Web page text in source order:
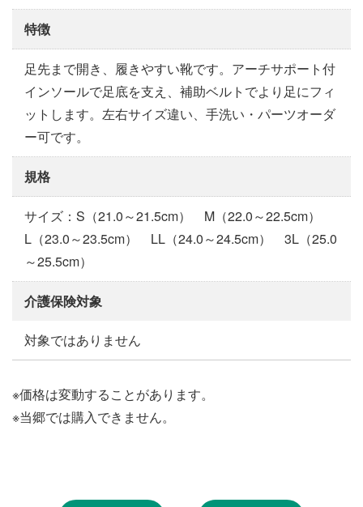
特徴
足先まで開き、履きやすい靴です。アーチサポート付
インソールで足底を支え、補助ベルトでより足にフィ
ットします。左右サイズ違い、手洗い・パーツオーダ
ー可です。
規格
サイズ：S（21.0～21.5cm） M（22.0～22.5cm）
L（23.0～23.5cm） LL（24.0～24.5cm） 3L（25.0
～25.5cm）
介護保険対象
対象ではありません
※価格は変動することがあります。
※当郷では購入できません。